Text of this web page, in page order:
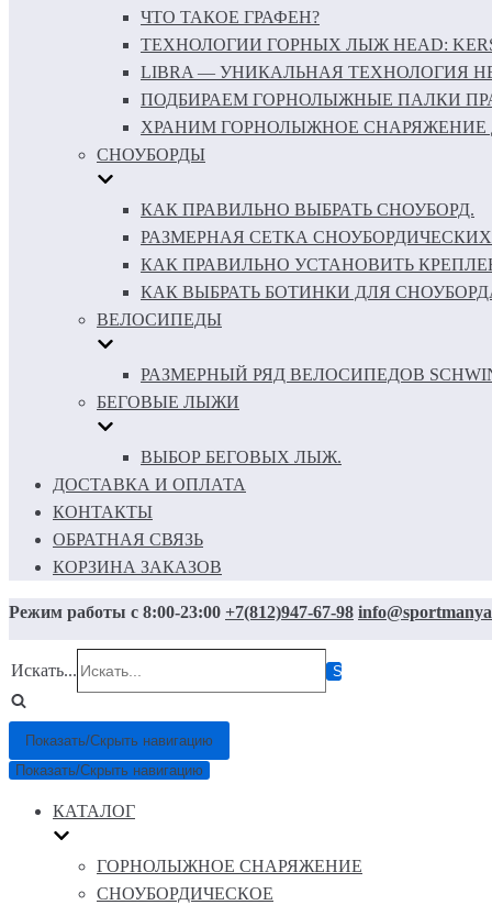
ЧТО ТАКОЕ ГРАФЕН?
ТЕХНОЛОГИИ ГОРНЫХ ЛЫЖ HEAD: KERS
LIBRA — УНИКАЛЬНАЯ ТЕХНОЛОГИЯ
ПОДБИРАЕМ ГОРНОЛЫЖНЫЕ ПАЛКИ
ХРАНИМ ГОРНОЛЫЖНОЕ
СНОУБОРДЫ
КАК ПРАВИЛЬНО ВЫБРАТЬ СНОУБОРД.
РАЗМЕРНАЯ СЕТКА
КАК ПРАВИЛЬНО УСТАНОВИТЬ
КАК ВЫБРАТЬ БОТИНКИ ДЛЯ
ВЕЛОСИПЕДЫ
РАЗМЕРНЫЙ РЯД ВЕЛОСИПЕДОВ
БЕГОВЫЕ ЛЫЖИ
ВЫБОР БЕГОВЫХ ЛЫЖ.
ДОСТАВКА И ОПЛАТА
КОНТАКТЫ
ОБРАТНАЯ СВЯЗЬ
КОРЗИНА ЗАКАЗОВ
Режим работы с 8:00-23:00 +7(812)947-67-98
Искать...
Показать/Скрыть навигацию
Показать/Скрыть навигацию
КАТАЛОГ
ГОРНОЛЫЖНОЕ СНАРЯЖЕНИЕ
СНОУБОРДИЧЕСКОЕ